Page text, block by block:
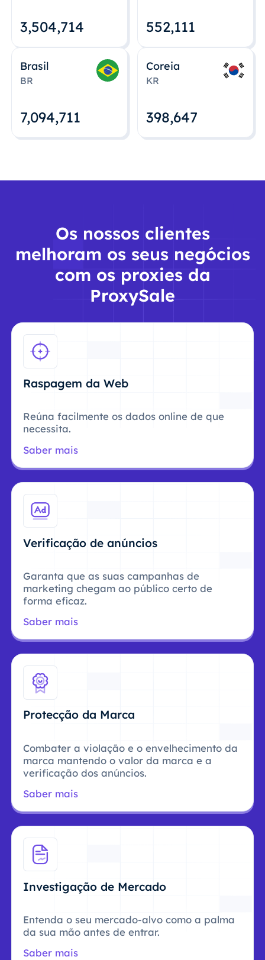
3,504,715 552,112
Brasil
BR
7,094,712
Coreia
KR
398,648
Os nossos clientes
melhoram os seus negócios
com os proxies da
ProxySale
Raspagem da Web
Reúna facilmente os dados online de que
necessita.
Saber mais
Verificação de anúncios
Garanta que as suas campanhas de
marketing chegam ao público certo de
forma eficaz.
Saber mais
Protecção da Marca
Combater a violação e o envelhecimento da
marca mantendo o valor da marca e a
verificação dos anúncios.
Saber mais
Investigação de Mercado
Entenda o seu mercado-alvo como a palma
da sua mão antes de entrar.
Saber mais